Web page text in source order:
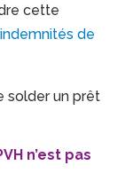
cette
indemnités de
solder un prêt
n’est pas